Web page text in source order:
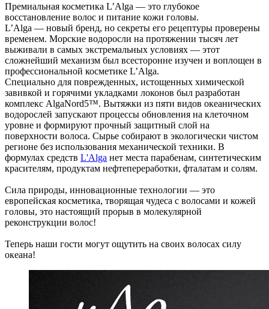
Премиальная косметика L’Alga — это глубокое
восстановление волос и питание кожи головы.
L’Alga — новый бренд, но секреты его рецептуры проверены
временем. Морские водоросли на протяжении тысяч лет
выживали в самых экстремальных условиях — этот
сложнейший механизм был всесторонне изучен и воплощен в
профессиональной косметике L’Alga.
Специально для поврежденных, истощенных химической
завивкой и горячими укладками локонов был разработан
комплекс AlgaNord5™. Вытяжки из пяти видов океанических
водорослей запускают процессы обновления на клеточном
уровне и формируют прочный защитный слой на
поверхности волоса. Сырье собирают в экологически чистом
регионе без использования механической техники. В
формулах средств L'Alga нет места парабенам, синтетическим
красителям, продуктам нефтепереработки, фталатам и солям.
Сила природы, инновационные технологии — это
европейская косметика, творящая чудеса с волосами и кожей
головы, это настоящий прорыв в молекулярной
реконструкции волос!
Теперь наши гости могут ощутить на своих волосах силу
океана!